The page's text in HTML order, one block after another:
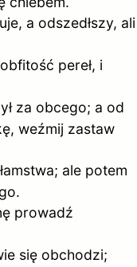
a odszedłszy, ali
pereł, i
za obcego; a od
weźmij zastaw
ale potem
prowadź
się obchodzi;